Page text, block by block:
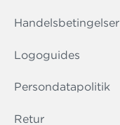
Handelsbetingelser
Logoguides
Persondatapolitik
Retur